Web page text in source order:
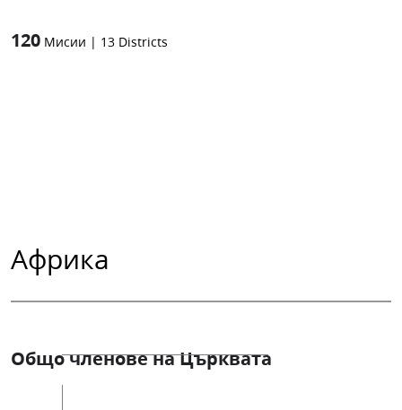
120 Мисии | 13 Districts
Африка
Общо членове на Църквата